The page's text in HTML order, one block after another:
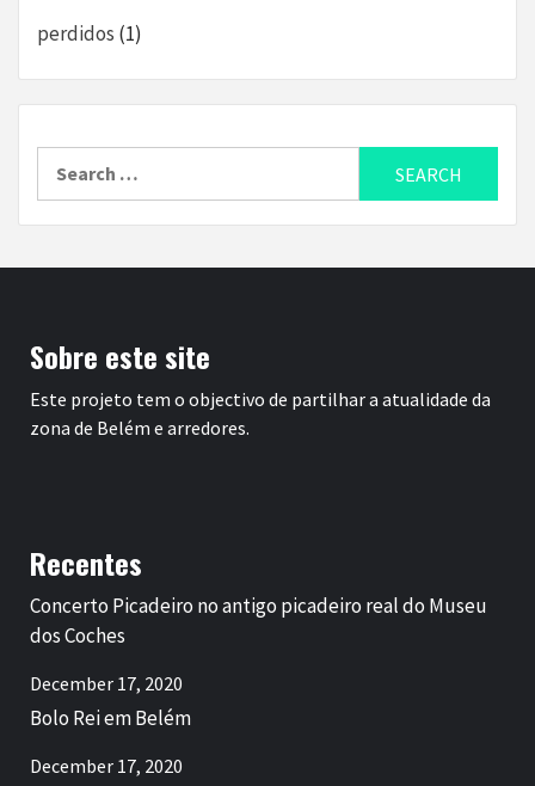
perdidos (1)
Sobre este site
Este projeto tem o objectivo de partilhar a atualidade da
zona de Belém e arredores.
Recentes
Concerto Picadeiro no antigo picadeiro real do Museu
dos Coches
December 17, 2020
Bolo Rei em Belém
December 17, 2020